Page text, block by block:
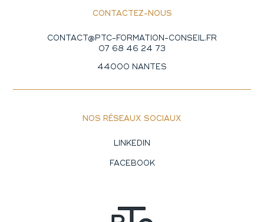
CONTACTEZ-NOUS
CONTACT@PTC-FORMATION-CONSEIL.FR
07 68 46 24 73
44000 NANTES
NOS RÉSEAUX SOCIAUX
LINKEDIN
FACEBOOK